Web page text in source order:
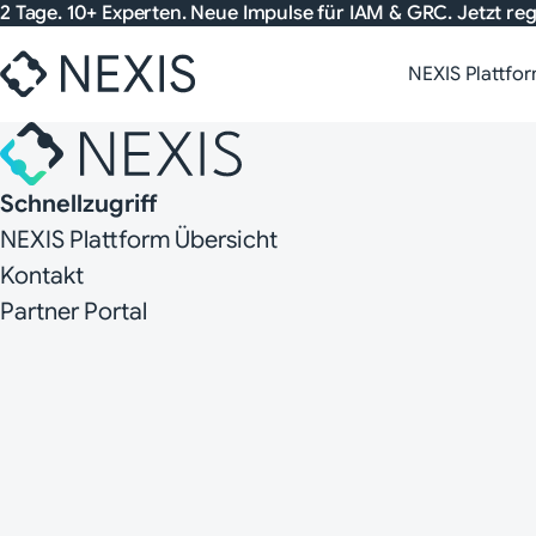
Zum
springen
2 Tage. 10+ Experten. Neue Impulse für IAM & GRC. Jetzt
NEXIS
Schnellzugriff
NEXIS Plattform Übersicht
Kontakt
Partner Portal